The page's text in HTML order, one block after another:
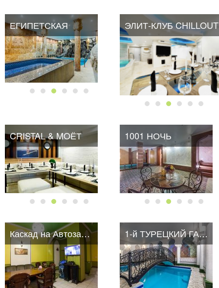
ЕГИПЕТСКАЯ ЭЛИТ-КЛУБ CHILLOUT
CRISTAL & MOЁТ 1001 НОЧЬ
Каскад на Автозаводской 1-й ТУРЕЦКИЙ ГАМБИТ